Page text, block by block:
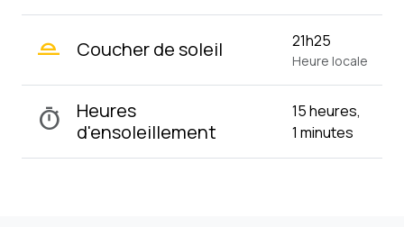
wb_twilight_2 Coucher de soleil 21h25
Heure locale
timer
Heures
d'ensoleillement
15 heures,
1 minutes